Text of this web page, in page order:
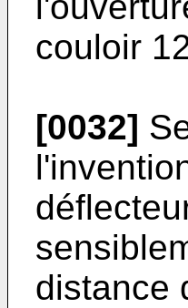
couloir
[0032]
distance